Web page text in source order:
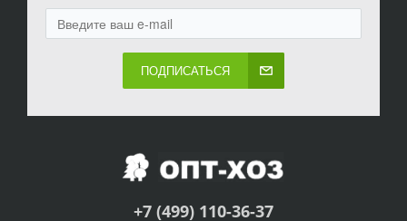
ПОДПИСАТЬСЯ
+7 (499) 110-36-37